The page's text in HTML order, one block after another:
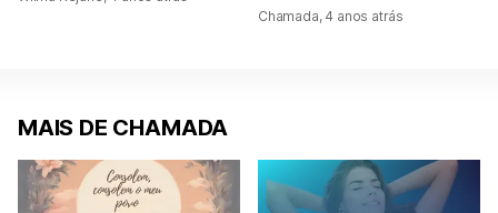
Chamada, 4 anos atrás
MAIS DE CHAMADA